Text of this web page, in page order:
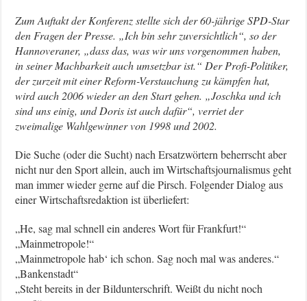
Zum Auftakt der Konferenz stellte sich der 60-jährige SPD-Star
den Fragen der Presse. „Ich bin sehr zuversichtlich“, so der
Hannoveraner, „dass das, was wir uns vorgenommen haben,
in seiner Machbarkeit auch umsetzbar ist.“ Der Profi-Politiker,
der zurzeit mit einer Reform-Verstauchung zu kämpfen hat,
wird auch 2006 wieder an den Start gehen. „Joschka und ich
sind uns einig, und Doris ist auch dafür“, verriet der
zweimalige Wahlgewinner von 1998 und 2002.
Die Suche (oder die Sucht) nach Ersatzwörtern beherrscht aber
nicht nur den Sport allein, auch im Wirtschaftsjournalismus geht
man immer wieder gerne auf die Pirsch. Folgender Dialog aus
einer Wirtschaftsredaktion ist überliefert:
„He, sag mal schnell ein anderes Wort für Frankfurt!“
„Mainmetropole!“
„Mainmetropole hab‘ ich schon. Sag noch mal was anderes.“
„Bankenstadt“
„Steht bereits in der Bildunterschrift. Weißt du nicht noch